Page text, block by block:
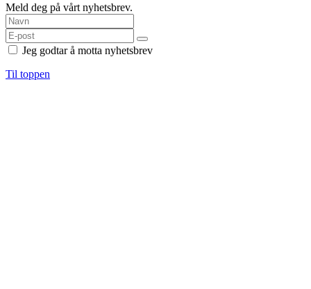
Meld deg på vårt nyhetsbrev.
Jeg godtar å motta nyhetsbrev
Til toppen